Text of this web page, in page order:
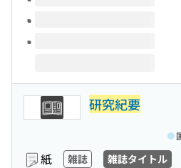
研究紀要
紙 雑誌 雑誌タイトル